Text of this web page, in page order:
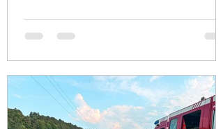
notwendig ist. Daraufhin rückten wir
wieder ins Rüsthaus ein.